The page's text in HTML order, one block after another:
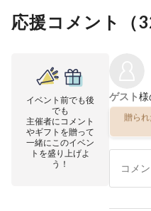
応援コメント（
イベント前でも後
でも
主催者にコメント
やギフトを贈って
一緒にこのイベン
トを盛り上げよ
う！
ゲスト様
贈ら